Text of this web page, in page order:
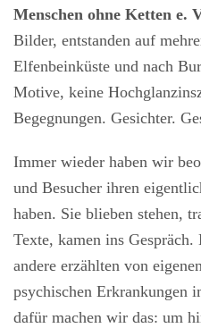
Menschen ohne Ketten e.
Bilder, entstanden auf
Elfenbeinküste und nach
Motive, keine
Begegnungen. Gesichter.
Immer wieder haben wir
und Besucher ihren
haben. Sie blieben stehen,
Texte, kamen ins
andere erzählten von
psychischen Erkrankungen
dafür machen wir das: um